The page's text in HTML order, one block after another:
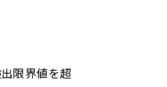
限界値を超